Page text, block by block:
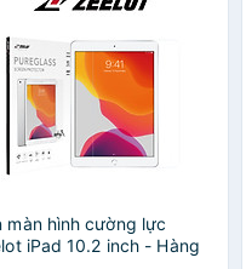
màn hình cường lực
iPad 10.2 inch - Hàng